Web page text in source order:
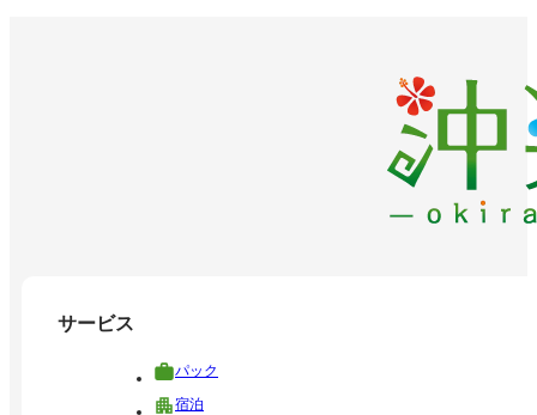
サービス
パック
宿泊